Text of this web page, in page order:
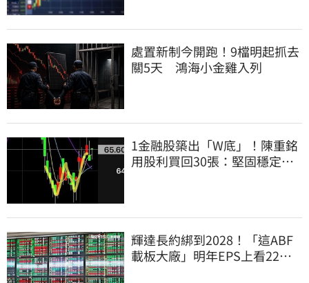
處置新制今開跑！9檔明起抓去
關5天 鴻海小金雞入列
1金融股築出「W底」！陳重銘
用股利買回30張：堅固穩定的
輝達長約綁到2028！「這ABF
載板大廠」明年EPS上看22